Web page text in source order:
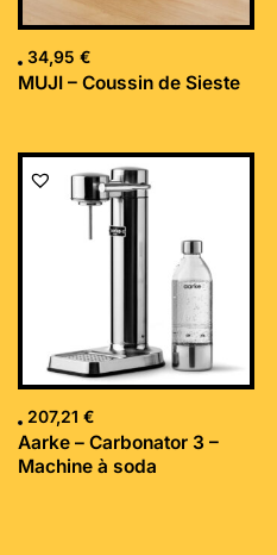
34,95 €
MUJI – Coussin de Sieste
207,21 €
Aarke – Carbonator 3 –
Machine à soda